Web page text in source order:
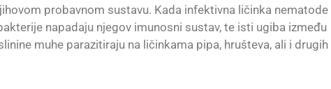
probavnom sustavu. Kada infektivna ličinka nematode
napadaju njegov imunosni sustav, te isti ugiba između
muhe parazitiraju na ličinkama pipa, hrušteva, ali i drugih